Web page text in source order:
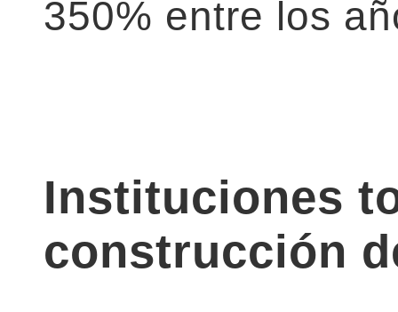
350% entre los
Instituciones
construcción